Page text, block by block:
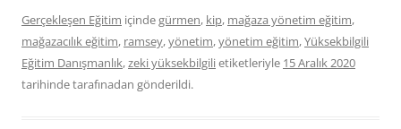
Gerçekleşen Eğitim içindegürmen, kip, mağaza yönetim eğitim,
mağazacılık eğitim, ramsey,yönetim,yönetim eğitim,Yüksekbilgili
Eğitim Danışmanlık,zeki yüksekbilgilietiketleriyle 15 Aralık 2020
tarihindetarafınadan gönderildi.